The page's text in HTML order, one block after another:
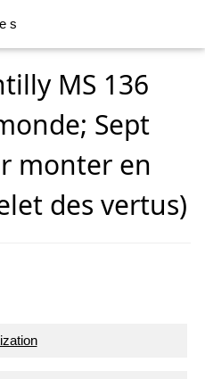
MS 136
Sept
monter en
des vertus)